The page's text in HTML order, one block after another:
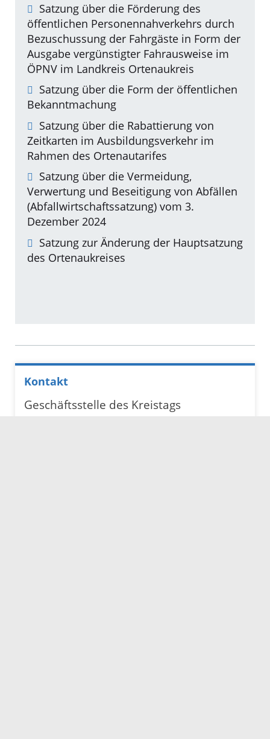
Satzung über die Förderung des
öffentlichen Personennahverkehrs durch
Bezuschussung der Fahrgäste in Form der
Ausgabe vergünstigter Fahrausweise im
ÖPNV im Landkreis Ortenaukreis
Satzung über die Form der öffentlichen
Bekanntmachung
Satzung über die Rabattierung von
Zeitkarten im Ausbildungsverkehr im
Rahmen des Ortenautarifes
Satzung über die Vermeidung,
Verwertung und Beseitigung von Abfällen
(Abfallwirtschaftssatzung) vom 3.
Dezember 2024
Satzung zur Änderung der Hauptsatzung
des Ortenaukreises
Kontakt
Geschäftsstelle des Kreistags